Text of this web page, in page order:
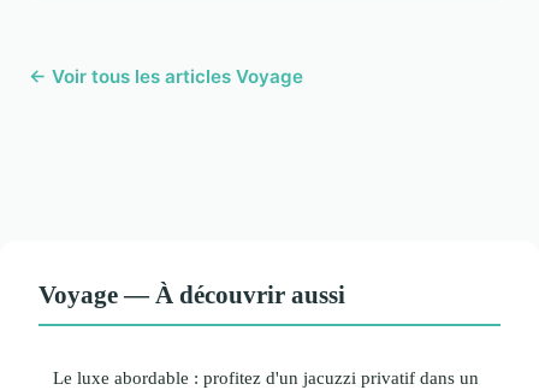
← Voir tous les articles Voyage
Voyage — À découvrir aussi
Le luxe abordable : profitez d'un jacuzzi privatif dans un